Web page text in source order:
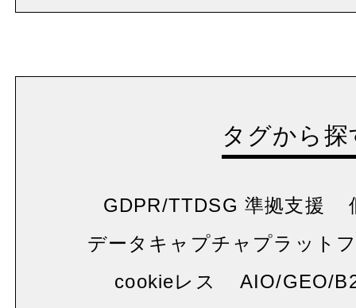
タグから探
GDPR/TTDSG 準拠支援
データキャプチャプラット
cookieレス
AIO/GEO/